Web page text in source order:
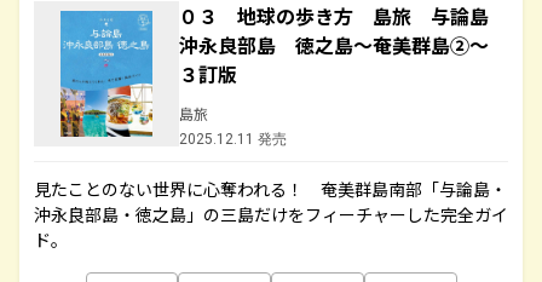
０３ 地球の歩き方 島旅 与論島
沖永良部島 徳之島～奄美群島②～
３訂版
島旅
2025.12.11 発売
見たことのない世界に心奪われる！ 奄美群島南部「与論島・
沖永良部島・徳之島」の三島だけをフィーチャーした完全ガイ
ド。